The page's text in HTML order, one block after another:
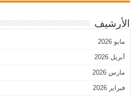
الأرشيف
مايو 2026
أبريل 2026
مارس 2026
فبراير 2026